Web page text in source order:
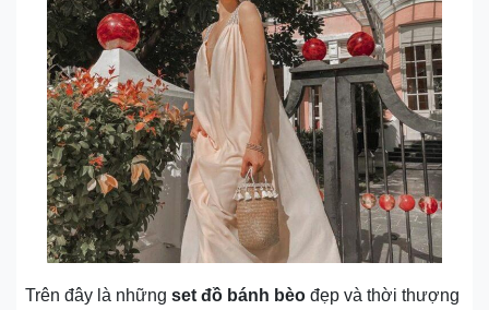
Trên đây là những set đồ bánh bèo đẹp và thời thượng